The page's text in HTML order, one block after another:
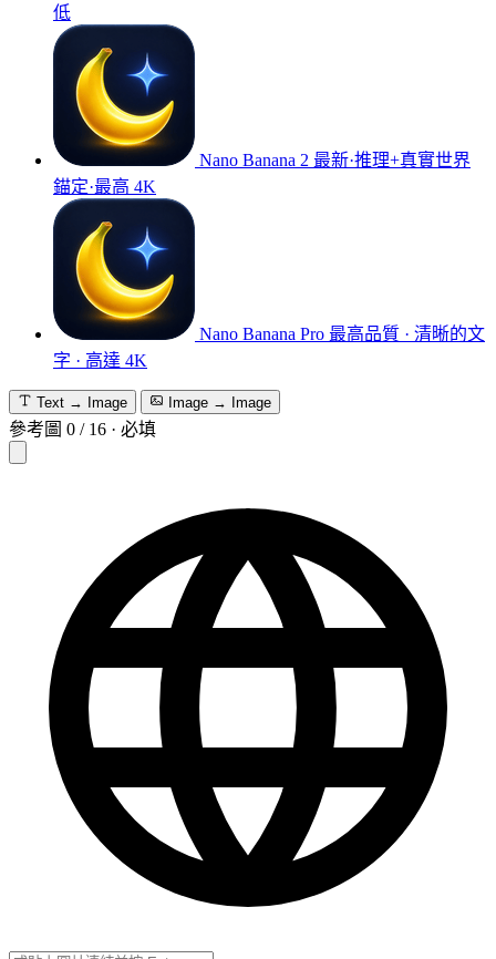
低
Nano Banana 2 最新·推理+真實世界
錨定·最高 4K
Nano Banana Pro 最高品質 · 清晰的文
字 · 高達 4K
Text → Image Image → Image
參考圖 0 / 16 · 必填